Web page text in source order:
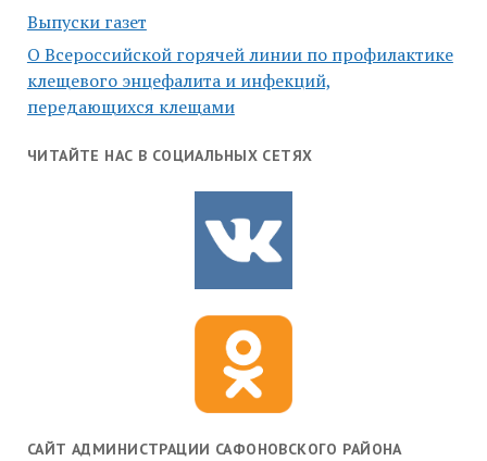
Выпуски газет
О Всероссийской горячей линии по профилактике
клещевого энцефалита и инфекций,
передающихся клещами
ЧИТАЙТЕ НАС В СОЦИАЛЬНЫХ СЕТЯХ
САЙТ АДМИНИСТРАЦИИ САФОНОВСКОГО РАЙОНА